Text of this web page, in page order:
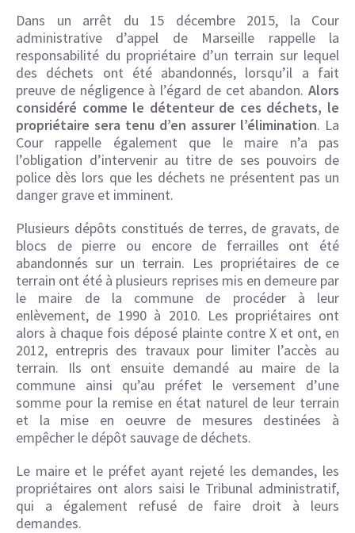
Dans un arrêt du 15 décembre 2015, la Cour
administrative d’appel de Marseille rappelle la
responsabilité du propriétaire d’un terrain sur lequel
des déchets ont été abandonnés, lorsqu’il a fait
preuve de négligence à l’égard de cet abandon. Alors
considéré comme le détenteur de ces déchets, le
propriétaire sera tenu d’en assurer l’élimination. La
Cour rappelle également que le maire n’a pas
l’obligation d’intervenir au titre de ses pouvoirs de
police dès lors que les déchets ne présentent pas un
danger grave et imminent.
Plusieurs dépôts constitués de terres, de gravats, de
blocs de pierre ou encore de ferrailles ont été
abandonnés sur un terrain. Les propriétaires de ce
terrain ont été à plusieurs reprises mis en demeure par
le maire de la commune de procéder à leur
enlèvement, de 1990 à 2010. Les propriétaires ont
alors à chaque fois déposé plainte contre X et ont, en
2012, entrepris des travaux pour limiter l’accès au
terrain. Ils ont ensuite demandé au maire de la
commune ainsi qu’au préfet le versement d’une
somme pour la remise en état naturel de leur terrain
et la mise en oeuvre de mesures destinées à
empêcher le dépôt sauvage de déchets.
Le maire et le préfet ayant rejeté les demandes, les
propriétaires ont alors saisi le Tribunal administratif,
qui a également refusé de faire droit à leurs
demandes.